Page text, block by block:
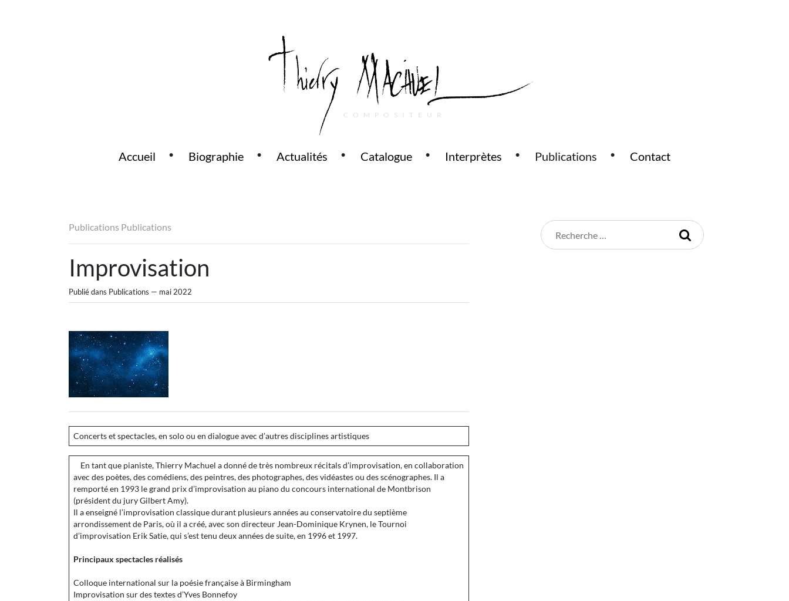
COMPOSITEUR
Main Navigation
Accueil Biographie Actualités Catalogue Interprètes Publications Contact
Publications Publications
Improvisation
Publié dans Publications — mai 2022
Concerts et spectacles, en solo ou en dialogue avec d’autres disciplines artistiques
En tant que pianiste, Thierry Machuel a donné de très nombreux récitals d’improvisation, en collaboration
avec des poètes, des comédiens, des peintres, des photographes, des vidéastes ou des scénographes. Il a
remporté en 1993 le grand prix d’improvisation au piano du concours international de Montbrison
(président du jury Gilbert Amy).
Il a enseigné l’improvisation classique durant plusieurs années au conservatoire du septième
arrondissement de Paris, où il a créé, avec son directeur Jean-Dominique Krynen, le Tournoi
d’improvisation Erik Satie, qui s’est tenu deux années de suite, en 1996 et 1997.
Principaux spectacles réalisés
Colloque international sur la poésie française à Birmingham
Improvisation sur des textes d’Yves Bonnefoy
Rechercher